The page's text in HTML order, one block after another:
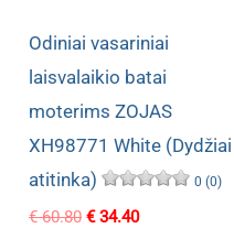
Odiniai vasariniai
laisvalaikio batai
moterims ZOJAS
XH98771 White (Dydžiai
atitinka)
0 (0)
€60.80 Original
€34.40Current